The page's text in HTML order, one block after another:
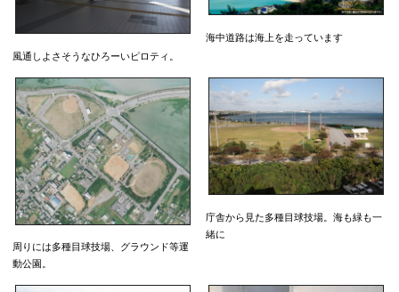
風通しよさそうなひろーいピロティ。
海中道路は海上を走っています
周りには多種目球技場、グラウンド等運
動公園。
庁舎から見た多種目球技場。海も緑も一
緒に